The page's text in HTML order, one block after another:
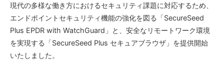
現代の多様な働き方におけるセキュリティ課題に対応するため、
エンドポイントセキュリティ機能の強化を図る「SecureSeed
Plus EPDR with WatchGuard」と、安全なリモートワーク環境
を実現する「SecureSeed Plus セキュアブラウザ」を提供開始
いたしました。